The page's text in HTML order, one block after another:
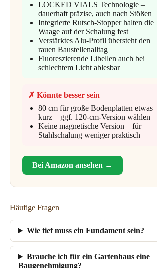
LOCKED VIALS Technologie –
dauerhaft präzise, auch nach Stößen
Integrierte Rutsch-Stopper halten die
Waage auf der Schalung fest
Verstärktes Alu-Profil übersteht den
rauen Baustellenalltag
Fluoreszierende Libellen auch bei
schlechtem Licht ablesbar
✗ Könnte besser sein
80 cm für große Bodenplatten etwas
kurz – ggf. 120-cm-Version wählen
Keine magnetische Version – für
Stahlschalung weniger praktisch
Bei Amazon ansehen →
Häufige Fragen
Wie tief muss ein Fundament sein?
Brauche ich für ein Gartenhaus eine
Baugenehmigung?